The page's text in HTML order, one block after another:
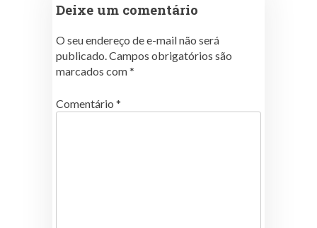
Deixe um comentário
O seu endereço de e-mail não será
publicado.Campos obrigatórios são
marcados com*
Comentário *